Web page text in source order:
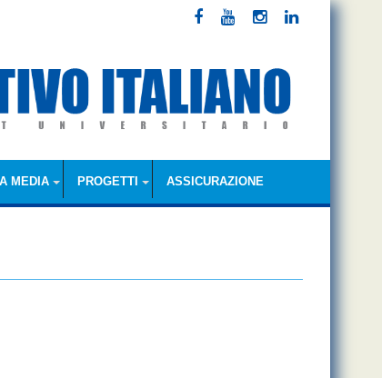
MEDIA PROGETTI ASSICURAZIONE